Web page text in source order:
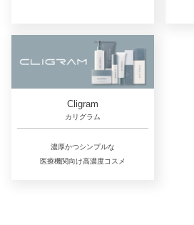
Cligram
カリグラム
濃厚かつシンプルな
医療機関向け高濃度コスメ